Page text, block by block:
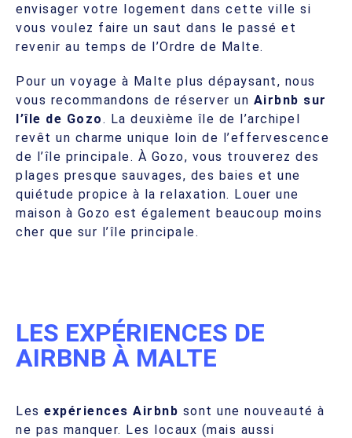
envisager votre logement dans cette ville si
vous voulez faire un saut dans le passé et
revenir au temps de l’Ordre de Malte.
Pour un voyage à Malte plus dépaysant, nous
vous recommandons de réserver un Airbnb sur
l’île de Gozo . La deuxième île de l’archipel
revêt un charme unique loin de l’effervescence
de l’île principale. À Gozo, vous trouverez des
plages presque sauvages, des baies et une
quiétude propice à la relaxation. Louer une
maison à Gozo est également beaucoup moins
cher que sur l’île principale.
LES EXPÉRIENCES DE
AIRBNB À MALTE
Les expériences Airbnb sont une nouveauté à
ne pas manquer. Les locaux (mais aussi